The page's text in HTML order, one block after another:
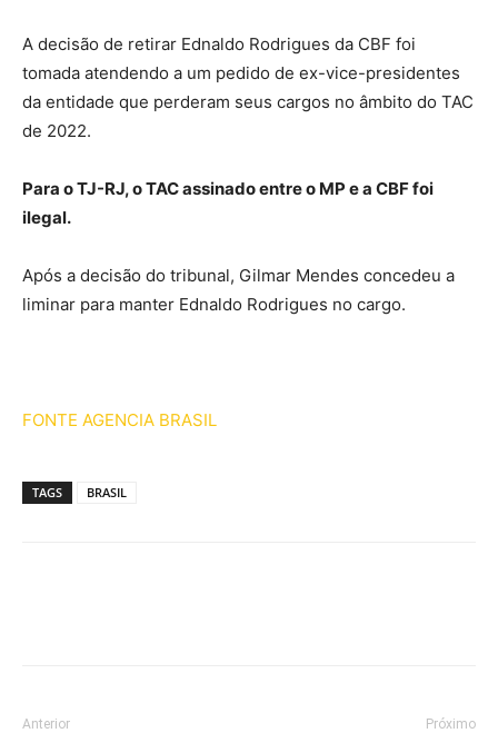
A decisão de retirar Ednaldo Rodrigues da CBF foi
tomada atendendo a um pedido de ex-vice-presidentes
da entidade que perderam seus cargos no âmbito do TAC
de 2022.
Para o TJ-RJ, o TAC assinado entre o MP e a CBF foi
ilegal.
Após a decisão do tribunal, Gilmar Mendes concedeu a
liminar para manter Ednaldo Rodrigues no cargo.
FONTE AGENCIA BRASIL
TAGS BRASIL
Anterior Próximo